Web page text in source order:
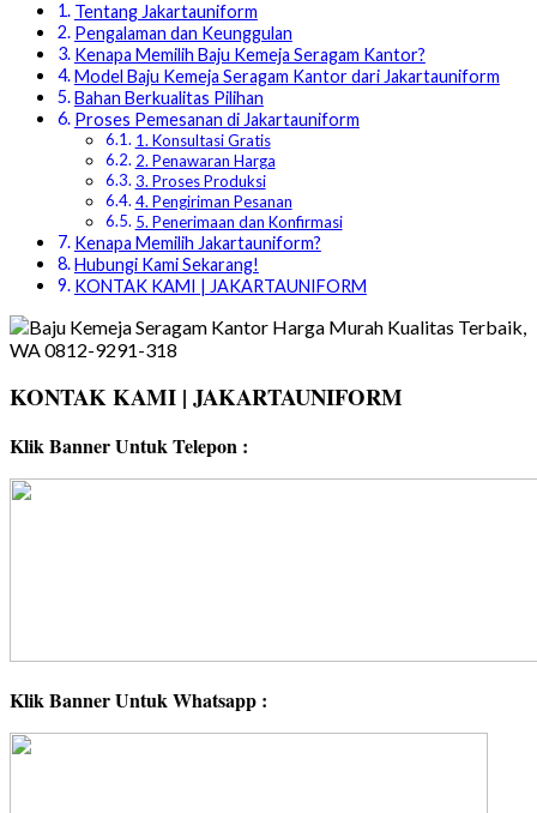
Tentang Jakartauniform
Pengalaman dan Keunggulan
Kenapa Memilih Baju Kemeja Seragam Kantor?
Model Baju Kemeja Seragam Kantor dari Jakartauniform
Bahan Berkualitas Pilihan
Proses Pemesanan di Jakartauniform
1. Konsultasi Gratis
2. Penawaran Harga
3. Proses Produksi
4. Pengiriman Pesanan
5. Penerimaan dan Konfirmasi
Kenapa Memilih Jakartauniform?
Hubungi Kami Sekarang!
KONTAK KAMI | JAKARTAUNIFORM
KONTAK KAMI | JAKARTAUNIFORM
Klik Banner Untuk Telepon :
Klik Banner Untuk Whatsapp :